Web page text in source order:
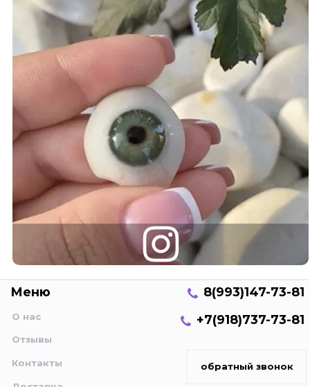
Меню
О нас
Отзывы
Контакты
8(993)147-73-81
+7(918)737-73-81
обратный звонок